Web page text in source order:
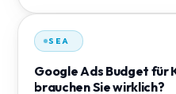
SEA
Google Ads Budget für
brauchen Sie wirklich?